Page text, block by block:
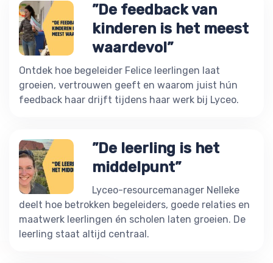
”De feedback van
kinderen is het meest
waardevol”
Ontdek hoe begeleider Felice leerlingen laat
groeien, vertrouwen geeft en waarom juist hún
feedback haar drijft tijdens haar werk bij Lyceo.
”De leerling is het
middelpunt”
Lyceo-resourcemanager Nelleke
deelt hoe betrokken begeleiders, goede relaties en
maatwerk leerlingen én scholen laten groeien. De
leerling staat altijd centraal.